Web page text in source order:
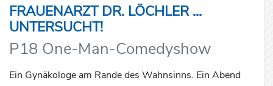
FRAUENARZT DR. LÖCHLER ...
UNTERSUCHT!
P18 One-Man-Comedyshow
Ein Gynäkologe am Rande des Wahnsinns. Ein Abend